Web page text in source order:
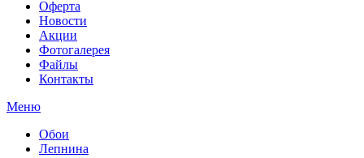
Оферта
Новости
Акции
Фотогалерея
Файлы
Контакты
Меню
Обои
Лепнина